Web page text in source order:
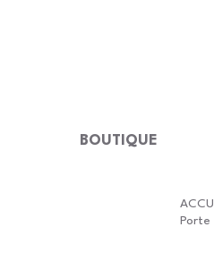
BOUTIQUE
Porte